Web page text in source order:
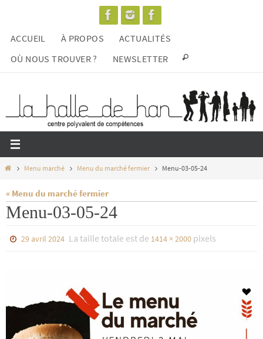
contenu
ACCUEIL À PROPOS
ACTUALITÉS
OÙ NOUS TROUVER ?
NEWSLETTER
HomeMenu marché Menu du marché fermier Menu-03-05-24
« Menu du marché fermier
Menu-03-05-24
29 avril 2024 La taille totale est de 1414 × 2000 pixels